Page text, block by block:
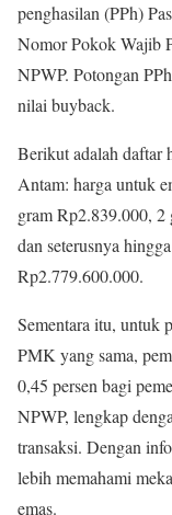
penghasilan (PPh)
Nomor Pokok Wajib
NPWP. Potongan
nilai buyback.
Berikut adalah daftar
Antam: harga untuk
gram Rp2.839.000,
dan seterusnya
Rp2.779.600.000.
Sementara itu, untuk
PMK yang sama,
0,45 persen bagi
NPWP, lengkap
transaksi. Dengan
lebih memahami
emas.